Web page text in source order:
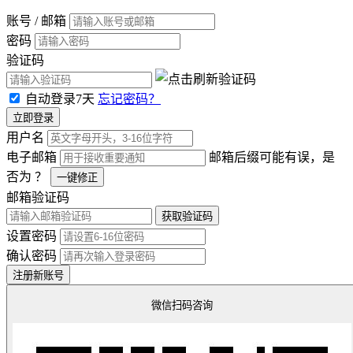
账号 / 邮箱
密码
验证码
自动登录7天 忘记密码？
立即登录
用户名
电子邮箱
邮箱后缀可能有误，是
否为 ？ 一键修正
邮箱验证码
获取验证码
设置密码
确认密码
注册新账号
微信扫码咨询